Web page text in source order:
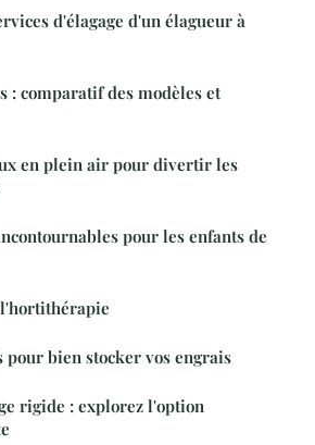
d'élagage d'un élagueur à
: comparatif des modèles et
en plein air pour divertir les
pour les enfants de
pour bien stocker vos engrais
rigide : explorez l'option